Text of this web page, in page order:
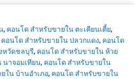
, คอนโด สำหรับขายใน ตะเคียนเตี้ย,
คอนโด สำหรับขายใน ปลวกแดง, คอนโด
หวัดชลบุรี, คอนโด สำหรับขายใน ห้วย
นาจอมเทียน, คอนโด สำหรับขายใน
ใน บ้านอำเภอ, คอนโด สำหรับขายใน